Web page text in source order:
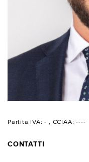
Partita IVA: - , CCIAA: ----
CONTATTI